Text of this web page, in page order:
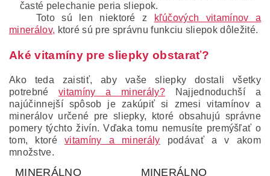
časté pelechanie peria sliepok.
Toto sú len niektoré z
kľúčových vitamínov a
minerálov, ktoré sú pre správnu funkciu sliepok dôležité.
Aké vitamíny pre sliepky obstarať?
Ako teda zaistiť, aby vaše sliepky dostali všetky
potrebnévitamíny a minerály? Najjednoduchší a
najúčinnejší spôsob je zakúpiť si zmesi vitamínov a
minerálov určené pre sliepky, ktoré obsahujú správne
pomery týchto živín. Vďaka tomu nemusíte premýšľať o
tom, ktorévitamíny a minerály podávať a v akom
množstve.